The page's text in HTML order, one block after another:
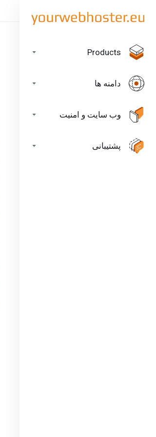
Products
دامنه ها
وب سایت و امنیت
پشتیبانی